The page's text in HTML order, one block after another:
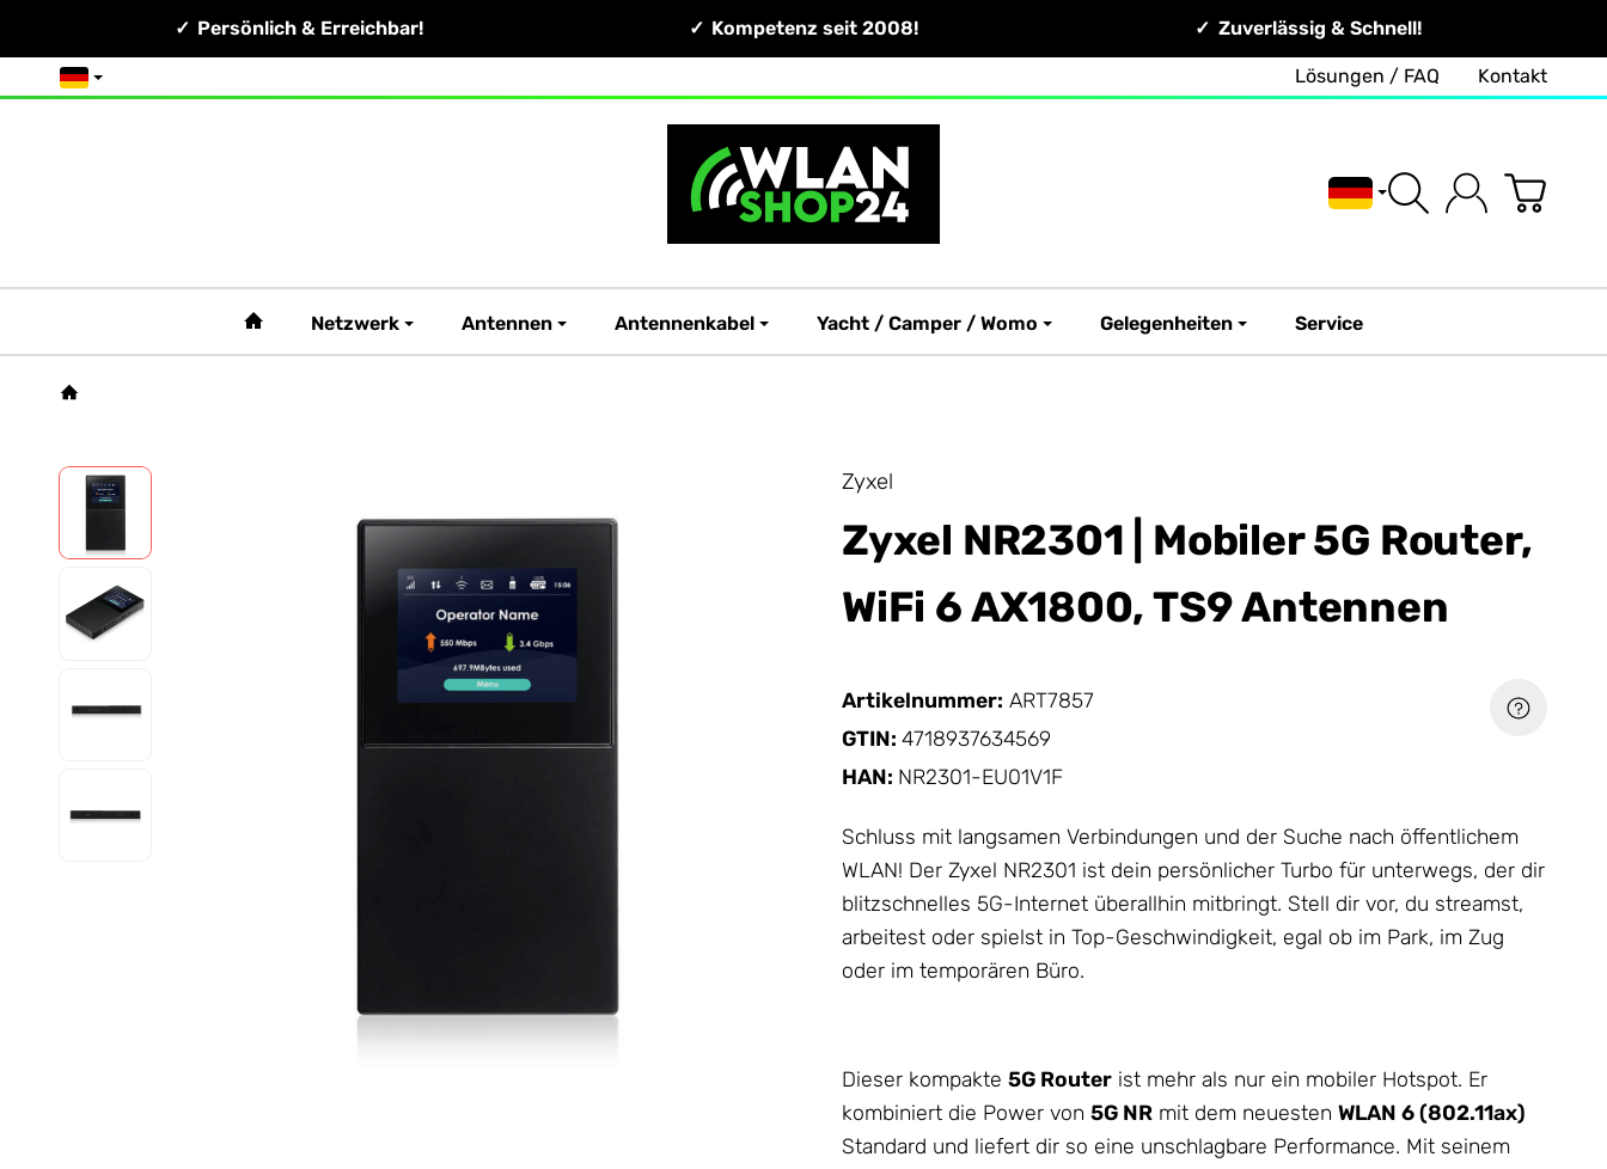
Persönlich & Erreichbar! Kompetenz seit 2008! Zuverlässig & Schnell!
Deutsch Lösungen / FAQ Kontakt
Deutsch
#custom.linkHome#
Netzwerk Antennen Antennenkabel Yacht / Camper / Womo Gelegenheiten Service
Zyxel
Zyxel NR2301 | Mobiler 5G Router,
WiFi 6 AX1800, TS9 Antennen
Artikelnummer: ART7857
GTIN: 4718937634569
HAN: NR2301-EU01V1F
Schluss mit langsamen Verbindungen und der Suche nach öffentlichem
WLAN! Der Zyxel NR2301 ist dein persönlicher Turbo für unterwegs, der dir
blitzschnelles 5G-Internet überallhin mitbringt. Stell dir vor, du streamst,
arbeitest oder spielst in Top-Geschwindigkeit, egal ob im Park, im Zug
oder im temporären Büro.
Dieser kompakte 5G Router ist mehr als nur ein mobiler Hotspot. Er
kombiniert die Power von 5G NR mit dem neuesten WLAN 6 (802.11ax)
Standard und liefert dir so eine unschlagbare Performance. Mit seinem